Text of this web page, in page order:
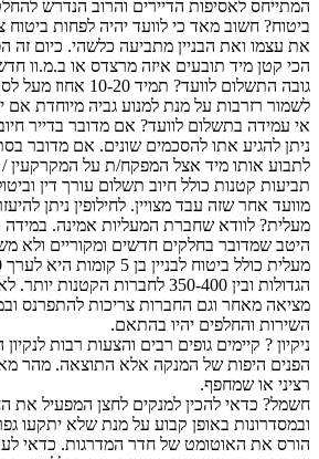
המתייחס לאסיפות הדיירים והרוב הנדרש
ביטוח? חשוב מאד כי לוועד יהיה לפחות
את עצמו ואת הבניין מתביעה כלשהי. כיום זה
הכי קטן מיד תובעים איזה מרצדס או ב.מ.וו
גובה התשלום לוועד?
לשמור רזרבות על מנת למנוע גביה מיוחדת אם
אי עמידה בתשלום לוועד? אם מדובר בדייר
ניתן להגיע אתו להסכמים שונים. אם מדובר
לתבוע אותו מיד אצל המפקח/ת על המקרקעין /
תביעות קטנות כולל חיוב תשלום עורך דין
מוועד אחר שזה עבד מצויין. לחילופין ניתן
מעלית? לוודא שחברת המעליות אמינה. במידה
היטב שמדובר בחלקים חדשים ומקוריים ולא
הגדולות ובין 350-400 לחברות
מציאה מאחר וגם החברות צריכות להתפרנס
השירות והחלפים יהיו בהתאם.
ניקיון ? קיימים גופים רבים והצעות רבות
הפנים היפות של המנקה אלא התוצאה. מהר
רציני או שמחפף.
חשמל? כדאי להכין למנקים לחצן המפעיל את
ובמסדרונות באופן קבוע על מנת שלא יתקעו
הורס את האוטומט של חדר המדרגות. כדאי